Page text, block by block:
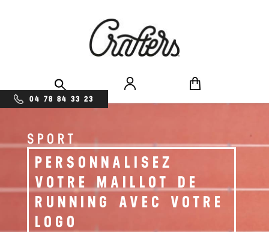
04 78 84 33 23
SPORT
PERSONNALISEZ
VOTRE MAILLOT DE
RUNNING AVEC VOTRE
LOGO